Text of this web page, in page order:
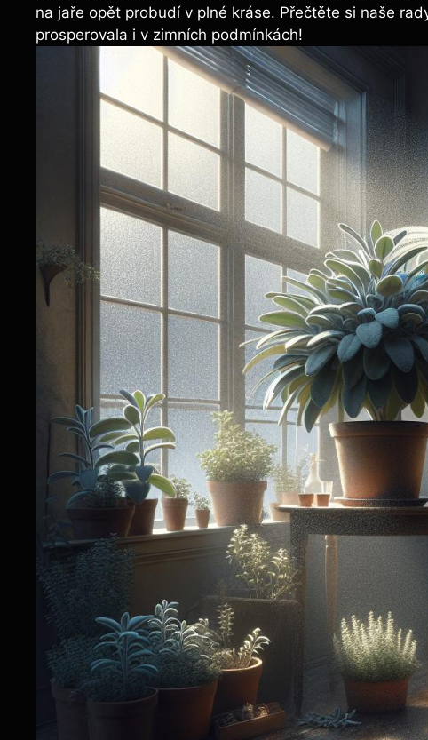
na jaře opět probudí v plné kráse. Přečtěte si naše
prosperovala i v zimních podmínkách!